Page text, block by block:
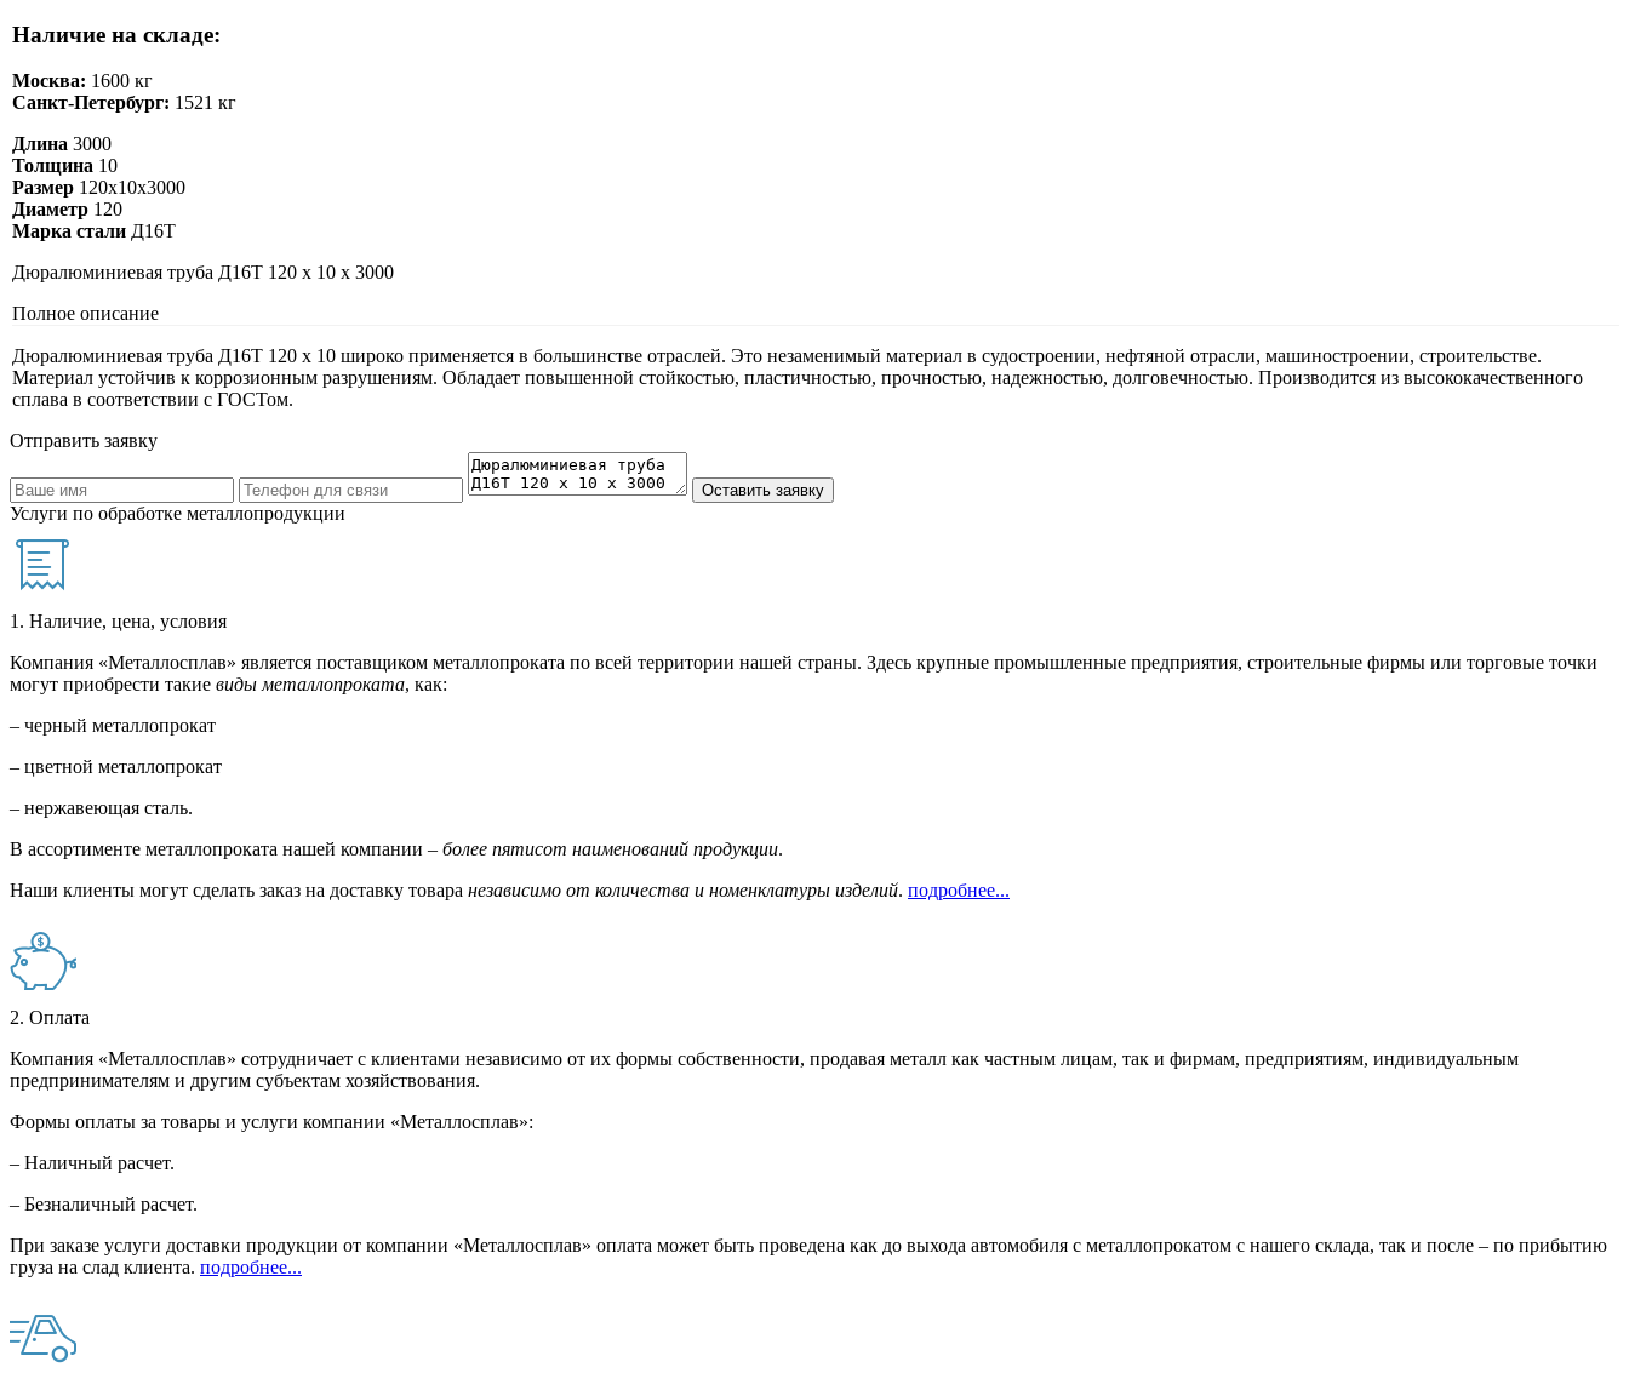
Наличие на складе:
Москва: 1600 кг
Санкт-Петербург: 1521 кг
Длина 3000
Толщина 10
Размер 120х10х3000
Диаметр 120
Марка стали Д16Т
Дюралюминиевая труба Д16Т 120 х 10 х 3000
Полное описание
Дюралюминиевая труба Д16Т 120 х 10 широко применяется в большинстве отраслей. Это незаменимый материал в судостроении, нефтяной отрасли, машиностроении, строительстве.
Материал устойчив к коррозионным разрушениям. Обладает повышенной стойкостью, пластичностью, прочностью, надежностью, долговечностью. Производится из высококачественного
сплава в соответствии с ГОСТом.
Отправить заявку
Услуги по обработке металлопродукции
1. Наличие, цена, условия
Компания «Металлосплав» является поставщиком металлопроката по всей территории нашей страны. Здесь крупные промышленные предприятия, строительные фирмы или торговые точки
могут приобрести такие виды металлопроката, как:
– черный металлопрокат
– цветной металлопрокат
– нержавеющая сталь.
В ассортименте металлопроката нашей компании – более пятисот наименований продукции.
Наши клиенты могут сделать заказ на доставку товара независимо от количества и номенклатуры изделий. подробнее...
2. Оплата
Компания «Металлосплав» сотрудничает с клиентами независимо от их формы собственности, продавая металл как частным лицам, так и фирмам, предприятиям, индивидуальным
предпринимателям и другим субъектам хозяйствования.
Формы оплаты за товары и услуги компании «Металлосплав»:
– Наличный расчет.
– Безналичный расчет.
При заказе услуги доставки продукции от компании «Металлосплав» оплата может быть проведена как до выхода автомобиля с металлопрокатом с нашего склада, так и после – по прибытию
груза на слад клиента. подробнее...